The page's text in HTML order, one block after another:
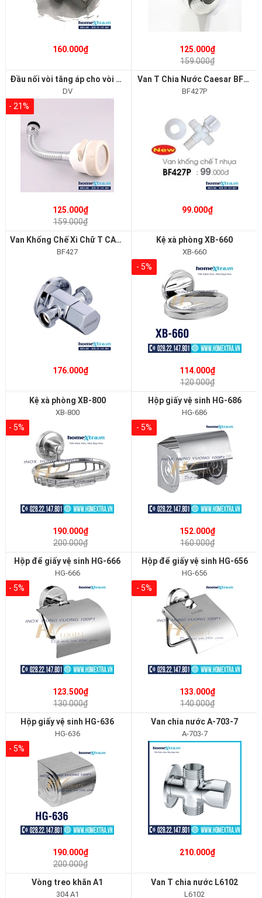
160.000₫
125.000₫
159.000₫
Đầu nối vòi tăng áp cho vòi rửa bát 3 chế độ
DV
- 21%
125.000₫
159.000₫
Van T Chia Nước Caesar BF427P
BF427P
99.000₫
Van Khống Chế Xi Chữ T CAESAR BF427
BF427
176.000₫
Kệ xà phòng XB-660
XB-660
- 5%
114.000₫
120.000₫
Kệ xà phòng XB-800
XB-800
- 5%
190.000₫
200.000₫
Hộp giấy vệ sinh HG-686
HG-686
- 5%
152.000₫
160.000₫
Hộp để giấy vệ sinh HG-666
HG-666
- 5%
123.500₫
130.000₫
Hộp để giấy vệ sinh HG-656
HG-656
- 5%
133.000₫
140.000₫
Hộp giấy vệ sinh HG-636
HG-636
- 5%
190.000₫
200.000₫
Van chia nước A-703-7
A-703-7
210.000₫
Vòng treo khăn A1
304 A1
Van T chia nước L6102
L6102